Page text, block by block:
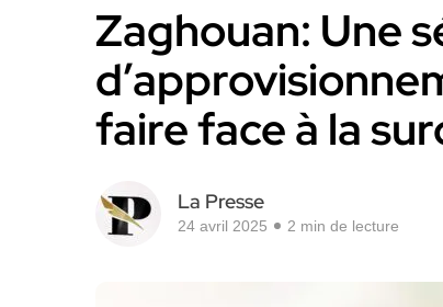
Zaghouan: Une
faire face à la
La Presse
24 avril 2025 2 min de lecture